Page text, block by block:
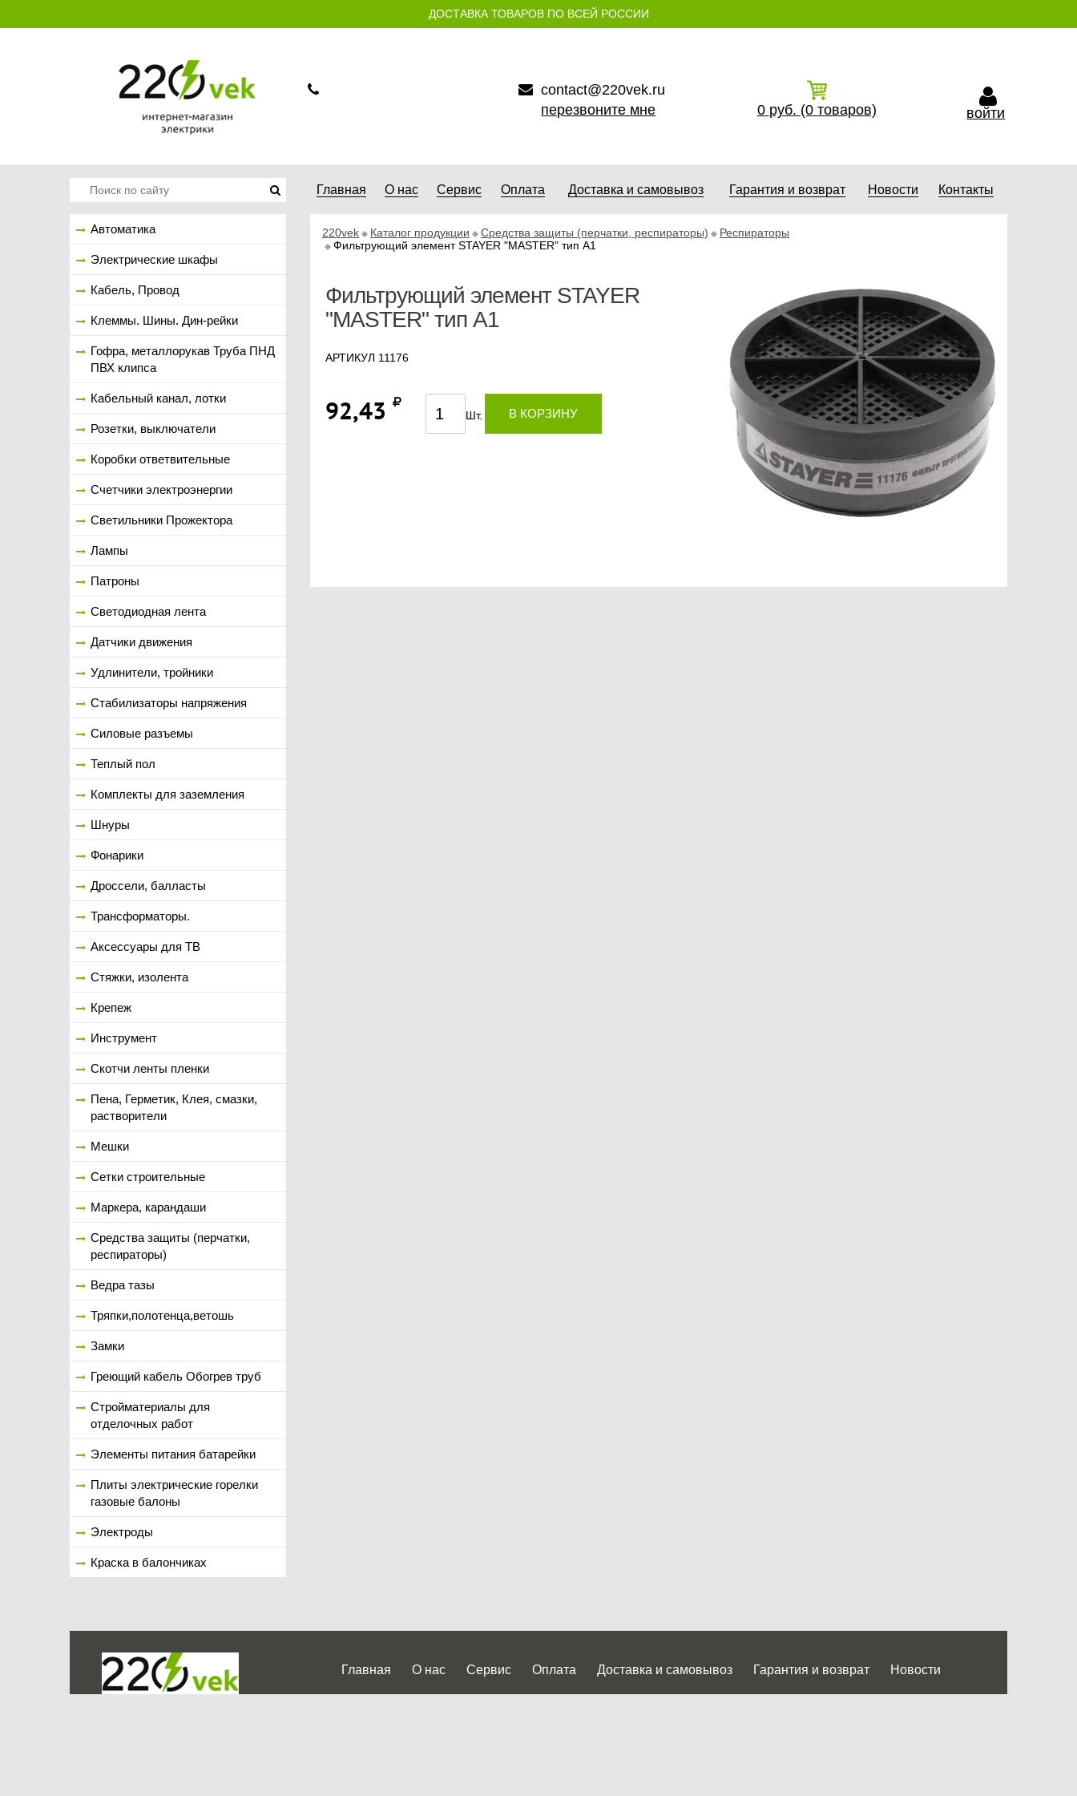
ДОСТАВКА ТОВАРОВ ПО ВСЕЙ РОССИИ
contact@220vek.ru
перезвоните мне
0 руб. (0 товаров) войти
Автоматика
Электрические шкафы
Кабель, Провод
Клеммы. Шины. Дин-рейки
Гофра, металлорукав Труба ПНД
ПВХ клипса
Кабельный канал, лотки
Розетки, выключатели
Коробки ответвительные
Счетчики электроэнергии
Светильники Прожектора
Лампы
Патроны
Светодиодная лента
Датчики движения
Удлинители, тройники
Стабилизаторы напряжения
Силовые разъемы
Теплый пол
Комплекты для заземления
Шнуры
Фонарики
Дроссели, балласты
Трансформаторы.
Аксессуары для ТВ
Стяжки, изолента
Крепеж
Инструмент
Скотчи ленты пленки
Пена, Герметик, Клея, смазки,
растворители
Мешки
Сетки строительные
Маркера, карандаши
Средства защиты (перчатки,
респираторы)
Ведра тазы
Тряпки,полотенца,ветошь
Замки
Греющий кабель Обогрев труб
Стройматериалы для
отделочных работ
Элементы питания батарейки
Плиты электрические горелки
газовые балоны
Электроды
Краска в балончиках
Главная О нас Сервис Оплата Доставка и самовывоз Гарантия и возврат Новости Контакты
220vek Каталог продукции Средства защиты (перчатки, респираторы)
Респираторы
Фильтрующий элемент STAYER "MASTER" тип А1
Фильтрующий элемент STAYER
"MASTER" тип А1
АРТИКУЛ 11176
92,43 Шт. В КОРЗИНУ
Главная О нас Сервис Оплата Доставка и самовывоз Гарантия и возврат Новости